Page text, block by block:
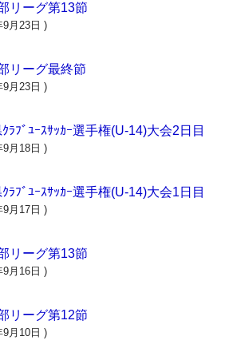
リーグ第13節
9月23日 )
リーグ最終節
9月23日 )
ﾗﾌﾞﾕｰｽｻｯｶｰ選手権(U-14)大会2日目
9月18日 )
ﾗﾌﾞﾕｰｽｻｯｶｰ選手権(U-14)大会1日目
9月17日 )
リーグ第13節
9月16日 )
リーグ第12節
9月10日 )